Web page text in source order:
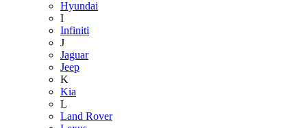
Hyundai
I
Infiniti
J
Jaguar
Jeep
K
Kia
L
Land Rover